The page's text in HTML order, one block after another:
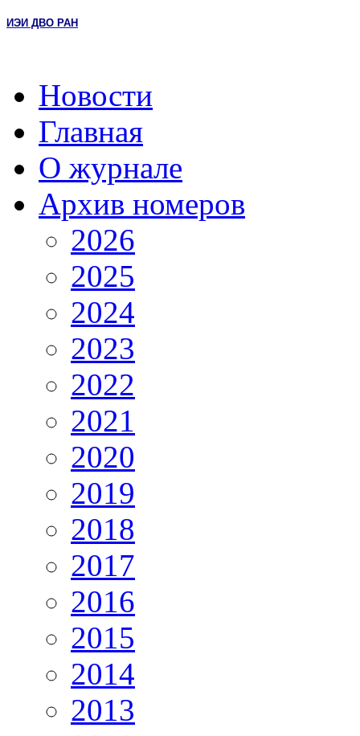
ИЭИ ДВО РАН
Новости
Главная
О журнале
Архив номеров
2026
2025
2024
2023
2022
2021
2020
2019
2018
2017
2016
2015
2014
2013